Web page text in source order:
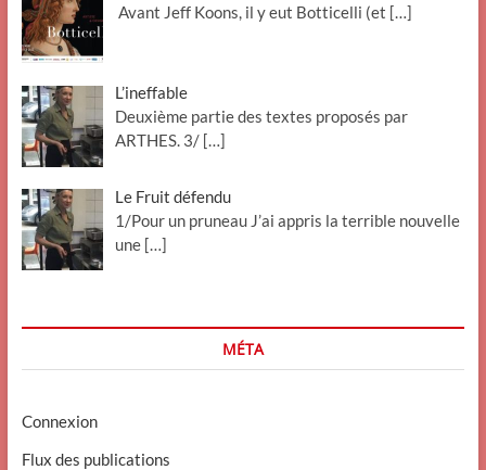
Avant Jeff Koons, il y eut Botticelli (et […]
L’ineffable
Deuxième partie des textes proposés par
ARTHES. 3/ […]
Le Fruit défendu
1/Pour un pruneau J’ai appris la terrible nouvelle
une […]
MÉTA
Connexion
Flux des publications